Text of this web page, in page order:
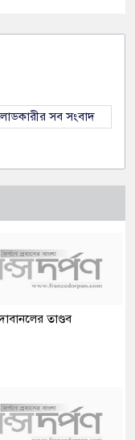
সব সংবাদ
তাণ্ডব